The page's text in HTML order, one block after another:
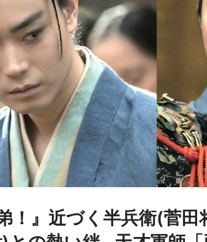
！』近づく半兵衛(菅